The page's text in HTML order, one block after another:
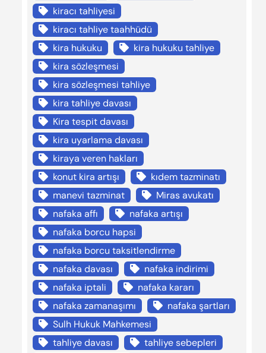
kiracı tahliyesi
kiracı tahliye taahhüdü
kira hukuku
kira hukuku tahliye
kira sözleşmesi
kira sözleşmesi tahliye
kira tahliye davası
Kira tespit davası
kira uyarlama davası
kiraya veren hakları
konut kira artışı
kıdem tazminatı
manevi tazminat
Miras avukatı
nafaka affı
nafaka artışı
nafaka borcu hapsi
nafaka borcu taksitlendirme
nafaka davası
nafaka indirimi
nafaka iptali
nafaka kararı
nafaka zamanaşımı
nafaka şartları
Sulh Hukuk Mahkemesi
tahliye davası
tahliye sebepleri